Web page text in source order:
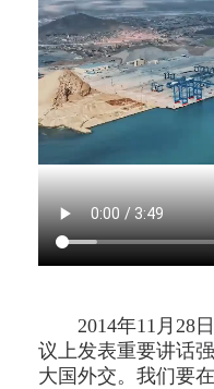
2014年11月28
议上发表重要讲话
大国外交。我们要